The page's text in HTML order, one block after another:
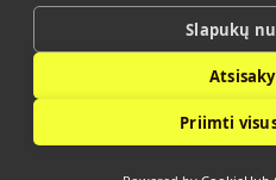
Vidalis © 2026. Все права
Политика
Slapukų
Priimti